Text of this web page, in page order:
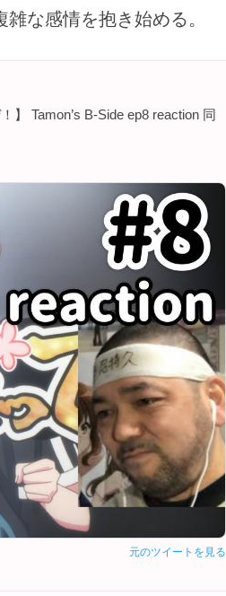
な感情を抱き始める。
Tamon’s B-Side ep8 reaction 同
元のツイートを見る